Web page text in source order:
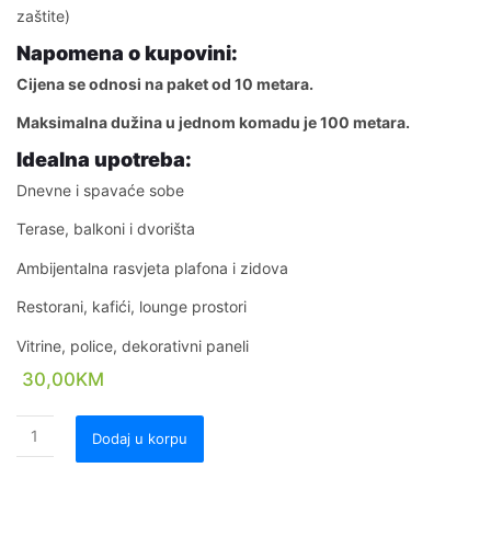
zaštite)
Napomena o kupovini:
Cijena se odnosi na paket od 10 metara.
Maksimalna dužina u jednom komadu je 100 metara.
Idealna upotreba:
Dnevne i spavaće sobe
Terase, balkoni i dvorišta
Ambijentalna rasvjeta plafona i zidova
Restorani, kafići, lounge prostori
Vitrine, police, dekorativni paneli
30,00KM
Dodaj u korpu